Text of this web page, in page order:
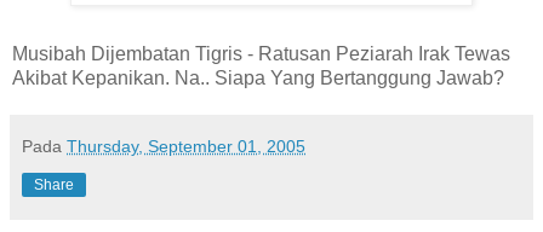
Musibah Dijembatan Tigris - Ratusan Peziarah Irak Tewas
Akibat Kepanikan. Na.. Siapa Yang Bertanggung Jawab?
Pada Thursday, September 01, 2005
Share